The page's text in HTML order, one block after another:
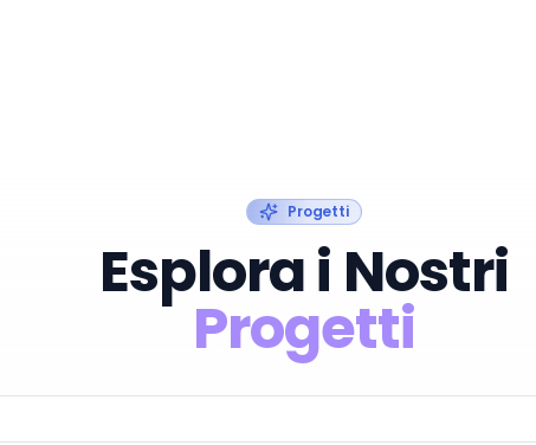
Progetti
Esplora i Nostri
Progetti